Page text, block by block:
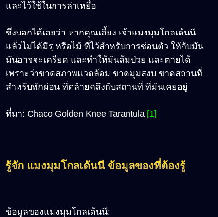
และไว้ใช้ในการล่าเหยื่อ
ซึ่งบอกได้เลยว่า หากคุณเลี้ยง เจ้าแมงมุมโกลเด้นนี
แล้วไม่ได้มีรู หรือไม้ ที่ไว้สำหรับการซ่อนตัว ให้กับมัน
มันอาจจะเครียด และทำให้มันล้มป่วย และตายได้
เพราะว่าขาดสภาพแวดล้อม ขาดมุมสงบ ขาดสถานที่
สำหรับพักผ่อน ที่คล้ายคลึงกับสถานที่ ที่มันเคยอยู่
ที่มา: Chaco Golden Knee Tarantula [1]
รู้จัก แมงมุมโกลเด้นนี ข้อมูลของที่ต้องรู้
ข้อมูลของแมงมุมโกลเด้นนี: